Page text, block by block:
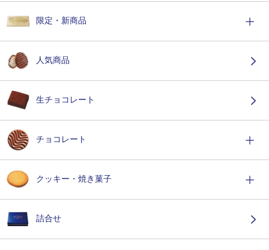
限定・新商品
人気商品
生チョコレート
チョコレート
クッキー・焼き菓子
詰合せ